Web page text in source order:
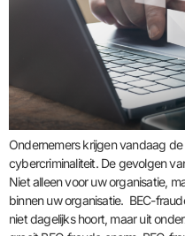
Ondernemers krijgen vandaag
cybercriminaliteit. De gevolgen
Niet alleen voor uw organisatie,
binnen uw organisatie. BEC-
niet dagelijks hoort, maar uit